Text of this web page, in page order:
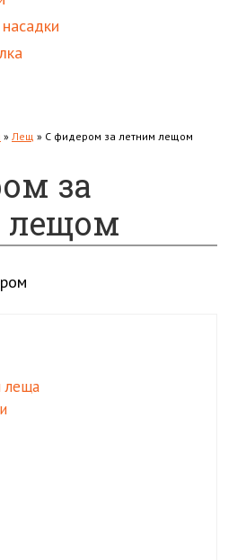
» Лещ » С фидером за летним лещом
за
лещом
леща